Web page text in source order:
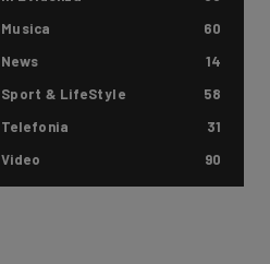
Musica
60
News
14
Sport & LifeStyle
58
Telefonia
31
Video
90